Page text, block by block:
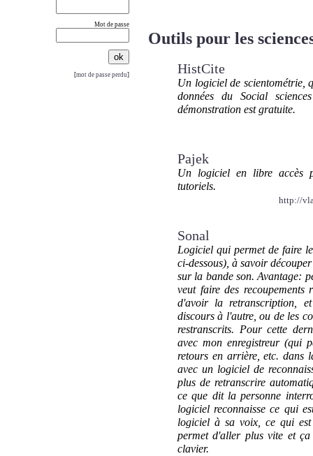
Mot de passe
[mot de passe perdu]
Outils pour les
HistCite
Un logiciel de scientométrie,
données du Social
démonstration est gratuite.
Pajek
Un logiciel en libre accès
tutoriels.
http://
Sonal
Logiciel qui permet de faire
ci-dessous), à savoir
sur la bande son. Avantage:
veut faire des recoupements
d'avoir la retranscription,
discours à l'autre, ou de les
restranscrits. Pour cette
avec mon enregistreur (qui
retours en arrière, etc. dans
avec un logiciel de
plus de retranscrire
ce que dit la personne
logiciel reconnaisse ce qui
logiciel à sa voix, ce qui
permet d'aller plus vite et
clavier.